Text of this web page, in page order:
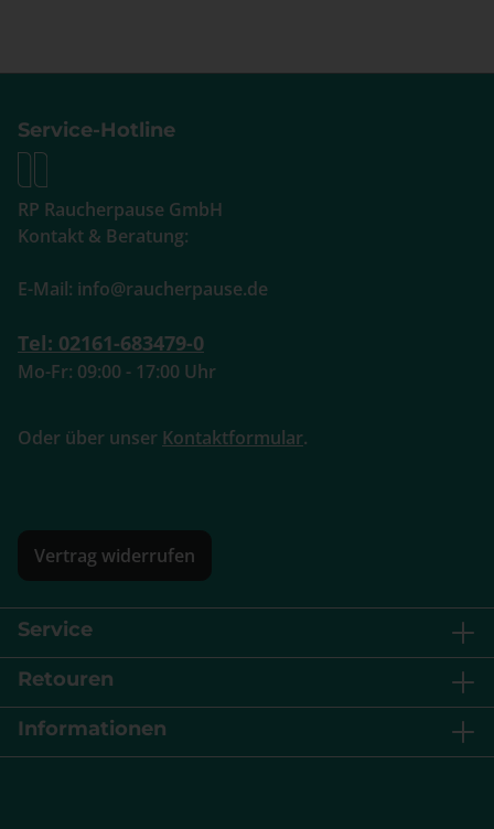
Service-Hotline
RP Raucherpause GmbH
Kontakt & Beratung:
E-Mail: info@raucherpause.de
Tel: 02161-683479-0
Mo-Fr: 09:00 - 17:00 Uhr
Oder über unser Kontaktformular.
Vertrag widerrufen
Service
Retouren
Informationen